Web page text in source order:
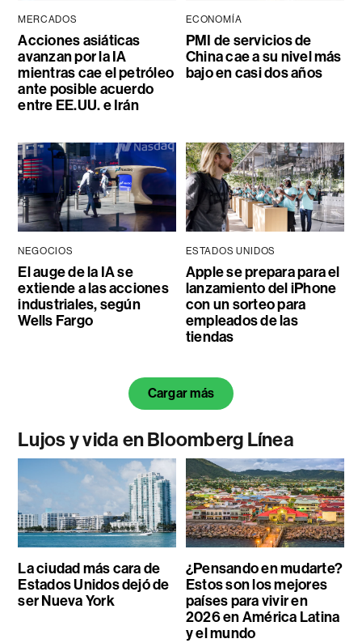
MERCADOS
Acciones asiáticas
avanzan por la IA
mientras cae el petróleo
ante posible acuerdo
entre EE.UU. e Irán
ECONOMÍA
PMI de servicios de
China cae a su nivel más
bajo en casi dos años
NEGOCIOS
El auge de la IA se
extiende a las acciones
industriales, según
Wells Fargo
ESTADOS UNIDOS
Apple se prepara para el
lanzamiento del iPhone
con un sorteo para
empleados de las
tiendas
Cargar más
Lujos y vida en Bloomberg Línea
La ciudad más cara de
Estados Unidos dejó de
ser Nueva York
¿Pensando en mudarte?
Estos son los mejores
países para vivir en
2026 en América Latina
y el mundo